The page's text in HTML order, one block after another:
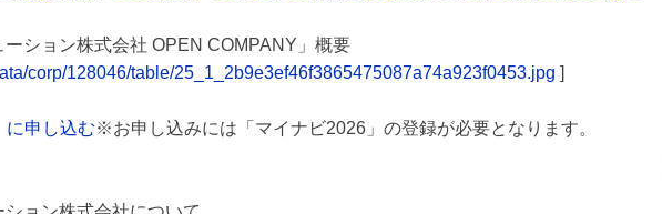
ーション株式会社 OPEN COMPANY」概要
corp/128046/table/25_1_2b9e3ef46f3865475087a74a923f0453.jpg ]
に申し込む※お申し込みには「マイナビ2026」の登録が必要となります。